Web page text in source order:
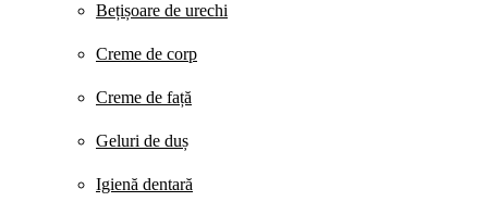
Bețișoare de urechi
Creme de corp
Creme de față
Geluri de duș
Igienă dentară